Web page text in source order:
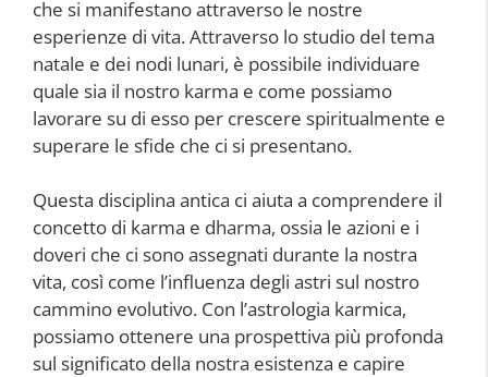
che si manifestano attraverso le nostre
esperienze di vita. Attraverso lo studio del tema
natale e dei nodi lunari, è possibile individuare
quale sia il nostro karma e come possiamo
lavorare su di esso per crescere spiritualmente e
superare le sfide che ci si presentano.
Questa disciplina antica ci aiuta a comprendere il
concetto di karma e dharma, ossia le azioni e i
doveri che ci sono assegnati durante la nostra
vita, così come l’influenza degli astri sul nostro
cammino evolutivo. Con l’astrologia karmica,
possiamo ottenere una prospettiva più profonda
sul significato della nostra esistenza e capire